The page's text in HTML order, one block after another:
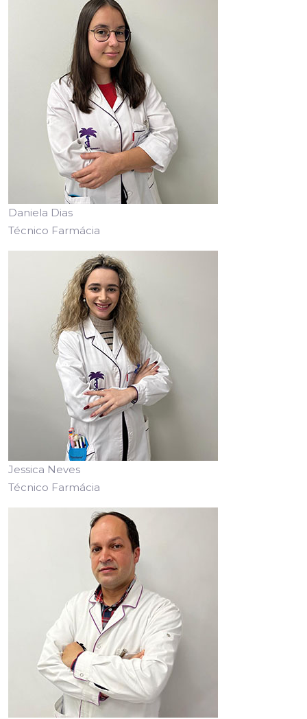
Daniela Dias
Técnico Farmácia
Jessica Neves
Técnico Farmácia